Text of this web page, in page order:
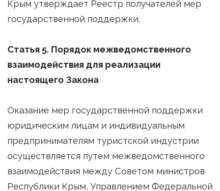
Крым утверждает Реестр получателей мер
государственной поддержки.
Статья 5. Порядок межведомственного
взаимодействия для реализации
настоящего Закона
Оказание мер государственной поддержки
юридическим лицам и индивидуальным
предпринимателям туристской индустрии
осуществляется путем межведомственного
взаимодействия между Советом министров
Республики Крым, Управлением Федеральной